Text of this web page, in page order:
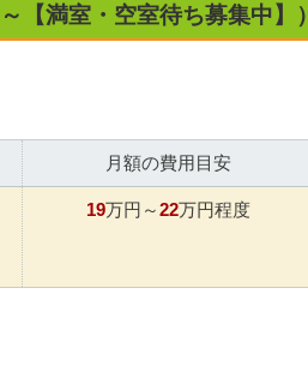
【満室・空室待ち募集中】）
月額の費用目安
19万円～22万円程度